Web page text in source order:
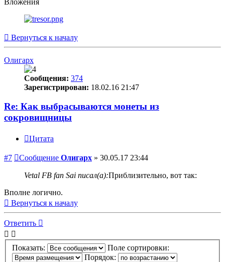
Вернуться к началу
Олигарх
Сообщения: 374
Зарегистрирован: 18.02.16 21:47
Re: Как выбрасываются монеты из
сокровищницы
Цитата
#7 Сообщение Олигарх » 30.05.17 23:44
Vetal FB fan Sai писал(а):Приблизительно, вот так:
Вполне логично.
Вернуться к началу
Ответить
Показать:
Поле сортировки:
Порядок: